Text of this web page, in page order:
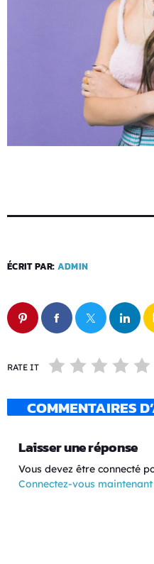
ÉCRIT PAR: ADMIN
RATE IT
COMMENTAIRES
Laisser une réponse
Vous devez être connecté
Connectez-vous maintenant